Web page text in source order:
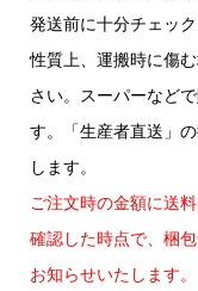
発送前に十分チェッ
性質上、運搬時に傷
さい。スーパーなど
す。「生産者直送」
します。
ご注文時の金額に送
確認した時点で、梱
お知らせいたします。